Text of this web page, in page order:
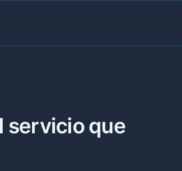
servicio que